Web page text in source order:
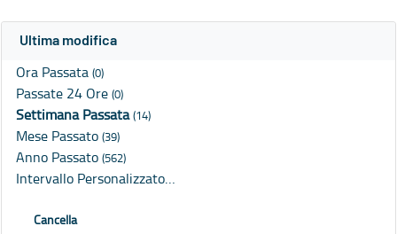
Ultima modifica
Ora Passata (0)
Passate 24 Ore (0)
Settimana Passata(14)
Mese Passato (39)
Anno Passato (562)
Intervallo Personalizzato…
Cancella